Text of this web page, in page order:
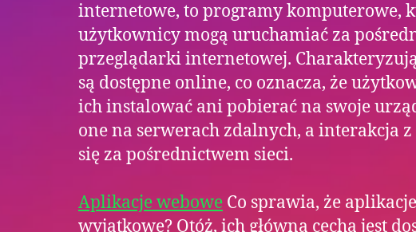
internetowe, to programy komputerowe,
użytkownicy mogą uruchamiać za
przeglądarki internetowej.
są dostępne online, co oznacza, że
ich instalować ani pobierać na swoje
one na serwerach zdalnych, a interakcja
się za pośrednictwem sieci.
Aplikacje webowe Co sprawia, że
wyjątkowe? Otóż, ich główną cechą jest